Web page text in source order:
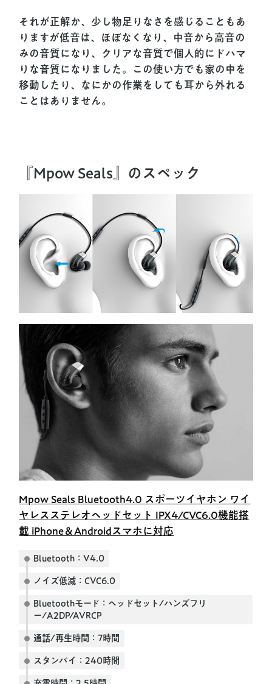
それが正解か、少し物足りなさを感じることもあ
りますが低音は、ほぼなくなり、中音から高音の
みの音質になり、クリアな音質で個人的にドハマ
りな音質になりました。この使い方でも家の中を
移動したり、なにかの作業をしても耳から外れる
ことはありません。
『Mpow Seals』のスペック
Mpow Seals Bluetooth4.0 スポーツイヤホン ワイ
ヤレスステレオヘッドセット IPX4/CVC6.0機能搭
載 iPhone＆Androidスマホに対応
Bluetooth：V4.0
ノイズ低減：CVC6.0
Bluetoothモード：ヘッドセット/ハンズフリ
ー/A2DP/AVRCP
通話/再生時間：7時間
スタンバイ：240時間